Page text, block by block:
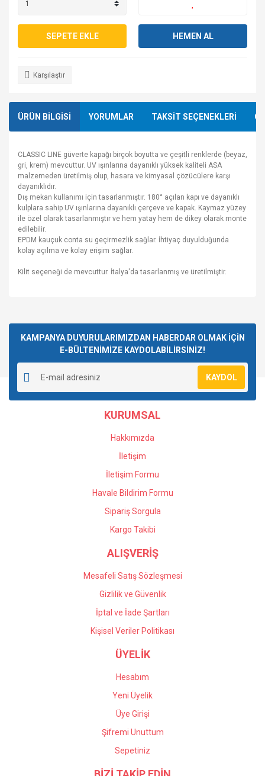
SEPETE EKLE HEMEN AL
Karşılaştır
ÜRÜN BİLGİSİ YORUMLAR TAKSİT SEÇENEKLERİ
CLASSIC LINE güverte kapağı birçok boyutta ve çeşitli renklerde (beyaz,
gri, krem) mevcuttur. UV ışınlarına dayanıklı yüksek kaliteli ASA
malzemeden üretilmiş olup, hasara ve kimyasal çözücülere karşı
dayanıklıdır.
Dış mekan kullanımı için tasarlanmıştır. 180° açılan kapı ve dayanıklı
kulplara sahip UV ışınlarına dayanıklı çerçeve ve kapak. Kaymaz yüzey
ile özel olarak tasarlanmıştır ve hem yatay hem de dikey olarak monte
edilebilir.
EPDM kauçuk conta su geçirmezlik sağlar. İhtiyaç duyulduğunda
kolay açılma ve kolay erişim sağlar.
Kilit seçeneği de mevcuttur. İtalya'da tasarlanmış ve üretilmiştir.
Yorum Yaz
kullanarak tarafımıza iletebilirsiniz.
Görüş ve önerileriniz için teşekkür ederiz.
Ürün resmi kalitesiz, bozuk veya görüntülenemiyor.
Ürün açıklamasında eksik bilgiler bulunuyor.
Ürün bilgilerinde hatalar bulunuyor.
Ürün fiyatı diğer sitelerden daha pahalı.
Gönder
KAMPANYA DUYURULARIMIZDAN HABERDAR OLMAK İÇİN
E-BÜLTENİMİZE KAYDOLABİLİRSİNİZ!
KAYDOL
KURUMSAL
Hakkımızda
İletişim
İletişim Formu
Havale Bildirim Formu
Sipariş Sorgula
Kargo Takibi
ALIŞVERİŞ
Mesafeli Satış Sözleşmesi
Gizlilik ve Güvenlik
İptal ve İade Şartları
Kişisel Veriler Politikası
ÜYELİK
Hesabım
Yeni Üyelik
Üye Girişi
Şifremi Unuttum
Sepetiniz